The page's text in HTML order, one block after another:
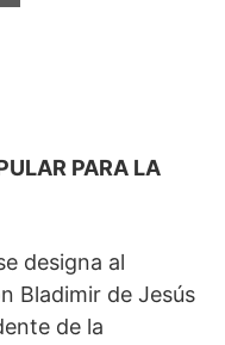
PARA LA
designa al
Bladimir de Jesús
de la